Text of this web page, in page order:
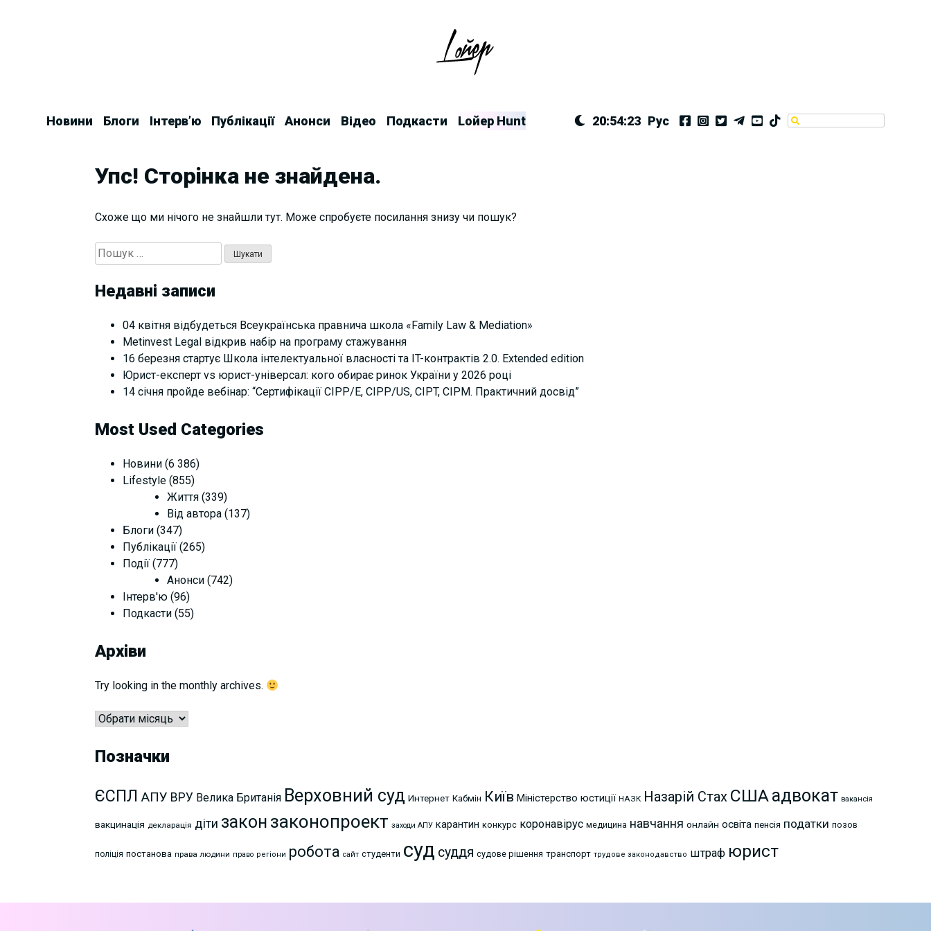
Новини Блоги Інтерв’ю Публікації Анонси Відео Подкасти Lойер Hunt 20:54:23 Рус
Упс! Сторінка не знайдена.
Схоже що ми нічого не знайшли тут. Може спробуєте посилання знизу чи пошук?
Пошук:
Недавні записи
04 квітня відбудеться Всеукраїнська правнича школа «Family Law & Mediation»
Metinvest Legal відкрив набір на програму стажування
16 березня стартує Школа інтелектуальної власності та IT-контрактів 2.0. Extended edition
Юрист-експерт vs юрист-універсал: кого обирає ринок України у 2026 році
14 січня пройде вебінар: “Сертифікації СІРР/Е, CIPP/US, CIPT, CIPM. Практичний досвід”
Most Used Categories
Новини (6 386)
Lifestyle (855)
Життя (339)
Від автора (137)
Блоги (347)
Публікації (265)
Події (777)
Анонси (742)
Інтерв'ю (96)
Подкасти (55)
Архіви
Try looking in the monthly archives.
Архіви
Позначки
ЄСПЛ АПУ ВРУ Велика Британія Верховний суд Интернет Кабмін Київ Міністерство юстиції НАЗК Назарій Стах СШАадвокат вакансія
вакцинація декларація діти закон законопроект заходи АПУ карантин конкурс коронавірус медицина навчання онлайн освіта пенсія податки позов
поліція постанова права людини право регіони робота сайт студенти суд суддя судове рішення транспорт трудове законодавство штраф юрист